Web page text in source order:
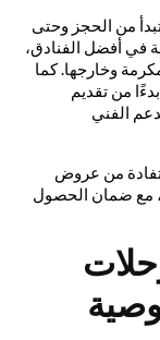
من الحجز وحتى
في أفضل الفنادق،
وخارجها. كما
من تقديم
الفني
من عروض
مع ضمان الحصول